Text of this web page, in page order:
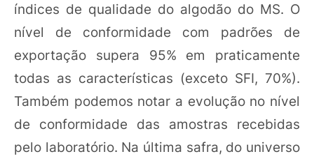
índices de qualidade do algodão do MS. O
nível de conformidade com padrões de
exportação supera 95% em praticamente
todas as características (exceto SFI, 70%).
Também podemos notar a evolução no nível
de conformidade das amostras recebidas
pelo laboratório. Na última safra, do universo